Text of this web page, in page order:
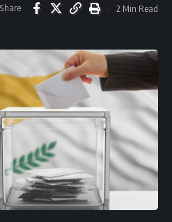
Share 2 Min Read